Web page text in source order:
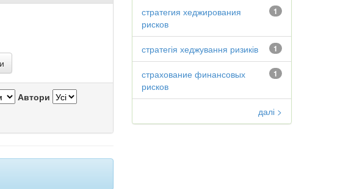
Автори
1
стратегия хеджирования
рисков
1
стратегія хеджування ризиків
1
страхование финансовых
рисков
далі >